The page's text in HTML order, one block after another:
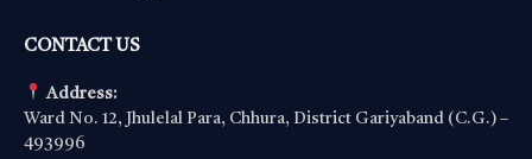
CONTACT US
Address:
Ward No. 12, Jhulelal Para, Chhura, District Gariyaband (C.G.) –
493996